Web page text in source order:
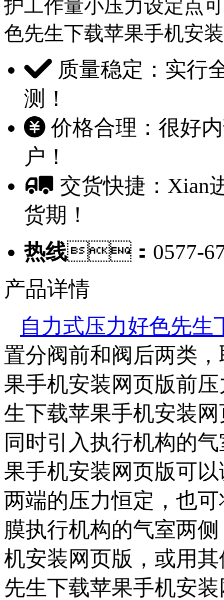
护工作量小压力设定点
色先生下载苹果手机安装
质量稳定：实行
测！
价格合理：很好内
户！
交货快捷：Xian
货期！
热线：0577-
产品详情
自力式压力好色先
置分阀前和阀后两类
果手机安装网页版前压
生下载苹果手机安装网
同时引入执行机构的气
果手机安装网页版可
两端的压力恒定，
膜执行机构的气室两侧
机安装网页版，或
先生下载苹果手机安装